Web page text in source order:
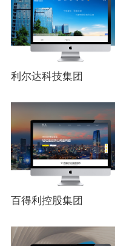
利尔达科技集团
百得利控股集团